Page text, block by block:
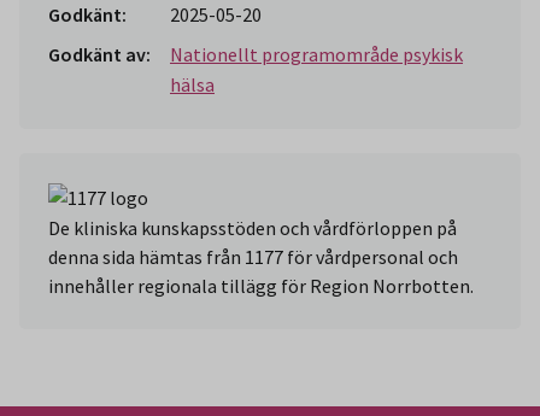
Godkänt:
2025-05-20
Godkänt av:
Nationellt programområde psykisk
hälsa
De kliniska kunskapsstöden och vårdförloppen på
denna sida hämtas från 1177 för vårdpersonal och
innehåller regionala tillägg för Region Norrbotten.